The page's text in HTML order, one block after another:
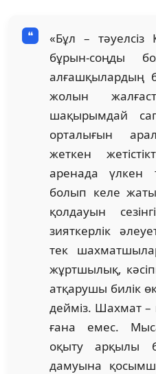
«Бұл – тәуелсіз
бұрын-соңды
алғашқылардың
жолын
шақырымдай
орталығын
жеткен
аренада үлкен
болып келе
қолдауын
зияткерлік
тек
жұртшылық,
атқарушы билік
дейміз. Шахмат –
ғана емес.
оқыту арқылы
дамуына